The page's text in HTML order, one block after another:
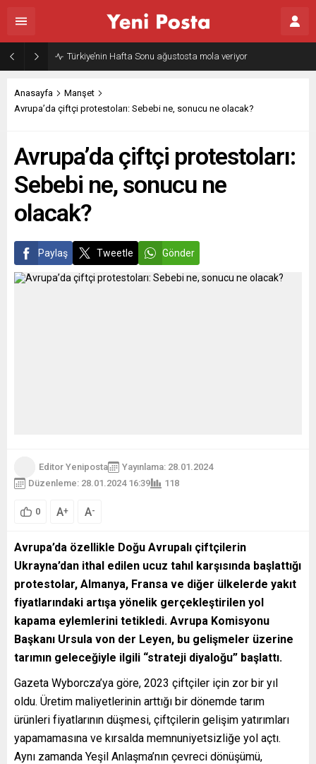
Türkiye’nin Hafta Sonu ağustosta mola veriyor
Anasayfa
Manşet
Avrupa’da çiftçi protestoları: Sebebi ne, sonucu ne olacak?
Avrupa’da çiftçi protestoları:
Sebebi ne, sonucu ne
olacak?
Paylaş Tweetle Gönder
Editor Yeniposta
Yayınlama: 28.01.2024
Düzenleme: 28.01.2024 16:39
118
0 A+ A-
Avrupa’da özellikle Doğu Avrupalı çiftçilerin
Ukrayna’dan ithal edilen ucuz tahıl karşısında başlattığı
protestolar, Almanya, Fransa ve diğer ülkelerde yakıt
fiyatlarındaki artışa yönelik gerçekleştirilen yol
kapama eylemlerini tetikledi. Avrupa Komisyonu
Başkanı Ursula von der Leyen, bu gelişmeler üzerine
tarımın geleceğiyle ilgili “strateji diyaloğu” başlattı.
Gazeta Wyborcza’ya göre, 2023 çiftçiler için zor bir yıl
oldu. Üretim maliyetlerinin arttığı bir dönemde tarım
ürünleri fiyatlarının düşmesi, çiftçilerin gelişim yatırımları
yapamamasına ve kırsalda memnuniyetsizliğe yol açtı.
Aynı zamanda Yeşil Anlaşma’nın çevreci dönüşümü,